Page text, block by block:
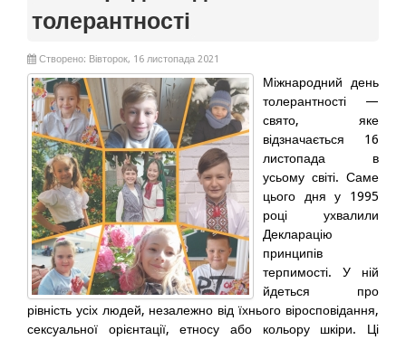
толерантності
Створено: Вівторок, 16 листопада 2021
Міжнародний день
толерантності —
свято, яке
відзначається 16
листопада в
усьому світі. Саме
цього дня у 1995
році ухвалили
Декларацію
принципів
терпимості. У ній
йдеться про
рівність усіх людей, незалежно від їхнього віросповідання,
сексуальної орієнтації, етносу або кольору шкіри. Ці